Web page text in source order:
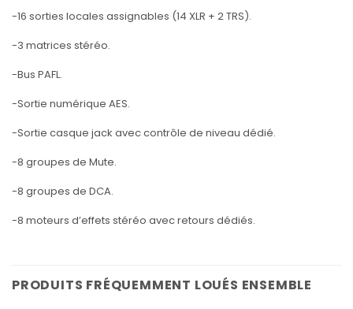
-16 sorties locales assignables (14 XLR + 2 TRS).
-3 matrices stéréo.
-Bus PAFL.
-Sortie numérique AES.
-Sortie casque jack avec contrôle de niveau dédié.
-8 groupes de Mute.
-8 groupes de DCA.
-8 moteurs d’effets stéréo avec retours dédiés.
PRODUITS FRÉQUEMMENT LOUÉS ENSEMBLE